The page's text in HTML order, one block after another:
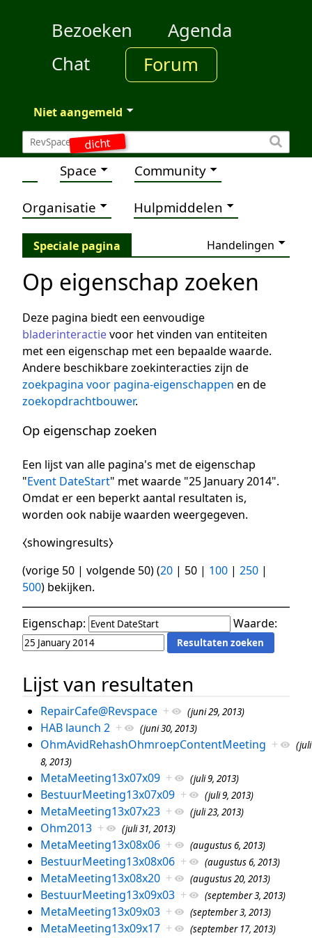
dicht
Bezoeken
Agenda
Chat
Forum
Niet aangemeld
Space Community
Organisatie Hulpmiddelen
Speciale pagina Handelingen
Op eigenschap zoeken
Deze pagina biedt een eenvoudige
bladerinteractievoor het vinden van entiteiten
met een eigenschap met een bepaalde waarde.
Andere beschikbare zoekinteracties zijn de
zoekpagina voor pagina-eigenschappen en de
zoekopdrachtbouwer.
Op eigenschap zoeken
Een lijst van alle pagina's met de eigenschap
"Event DateStart" met waarde "25 January 2014".
Omdat er een beperkt aantal resultaten is,
worden ook nabije waarden weergegeven.
⧼showingresults⧽
(vorige 50 | volgende 50) (20 | 50 | 100 | 250 |
500) bekijken.
Eigenschap: Waarde:
Lijst van resultaten
RepairCafe@Revspace + (juni 29, 2013)
HAB launch 2 + (juni 30, 2013)
OhmAvidRehashOhmroepContentMeeting +
(juli
8, 2013)
MetaMeeting13x07x09 + (juli 9, 2013)
BestuurMeeting13x07x09 + (juli 9, 2013)
MetaMeeting13x07x23 + (juli 23, 2013)
Ohm2013 + (juli 31, 2013)
MetaMeeting13x08x06 + (augustus 6, 2013)
BestuurMeeting13x08x06 + (augustus 6, 2013)
MetaMeeting13x08x20 + (augustus 20, 2013)
BestuurMeeting13x09x03 + (september 3, 2013)
MetaMeeting13x09x03 + (september 3, 2013)
MetaMeeting13x09x17 + (september 17, 2013)